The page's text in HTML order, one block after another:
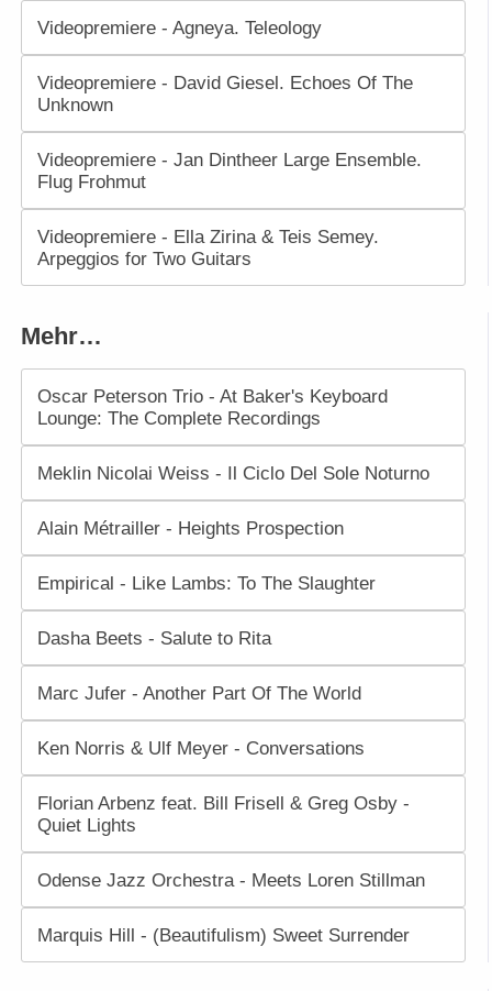
Videopremiere - Agneya. Teleology
Videopremiere - David Giesel. Echoes Of The
Unknown
Videopremiere - Jan Dintheer Large Ensemble.
Flug Frohmut
Videopremiere - Ella Zirina & Teis Semey.
Arpeggios for Two Guitars
Mehr…
Oscar Peterson Trio - At Baker's Keyboard
Lounge: The Complete Recordings
Meklin Nicolai Weiss - Il Ciclo Del Sole Noturno
Alain Métrailler - Heights Prospection
Empirical - Like Lambs: To The Slaughter
Dasha Beets - Salute to Rita
Marc Jufer - Another Part Of The World
Ken Norris & Ulf Meyer - Conversations
Florian Arbenz feat. Bill Frisell & Greg Osby -
Quiet Lights
Odense Jazz Orchestra - Meets Loren Stillman
Marquis Hill - (Beautifulism) Sweet Surrender